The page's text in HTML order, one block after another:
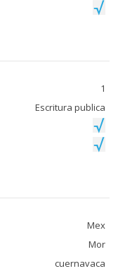
1
Escritura publica
Mex
Mor
cuernavaca